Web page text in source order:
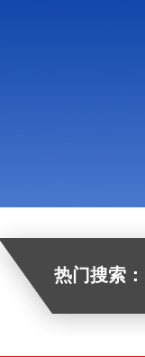
热门搜索：